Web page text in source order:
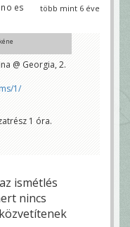
több mint 6 éve
es
nál
élet... a
@ Georgia, 2.
1/
1 óra.
ismétlés
nincs